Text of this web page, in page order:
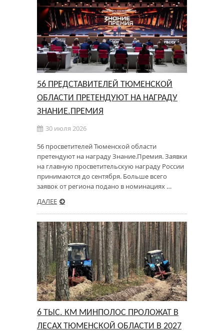
56 ПРЕДСТАВИТЕЛЕЙ ТЮМЕНСКОЙ
ОБЛАСТИ ПРЕТЕНДУЮТ НА НАГРАДУ
ЗНАНИЕ.ПРЕМИЯ
30 июля 2026
56 просветителей Тюменской области
претендуют на награду Знание.Премия. Заявки
на главную просветительскую награду России
принимаются до сентября. Больше всего
заявок от региона подано в номинациях …
ДАЛЕЕ
6 ТЫС. КМ МИНПОЛОС ПРОЛОЖАТ В
ЛЕСАХ ТЮМЕНСКОЙ ОБЛАСТИ В 2027